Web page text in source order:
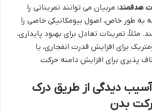
هدفمند: مربیان می توانند تمریناتی را
به طور خاص، اصول بیومکانیکی خاصی را
مثلاً، تمرینات تعادل برای بهبود پایداری،
برای افزایش قدرت انفجاری، یا
پذیری برای افزایش دامنه حرکت
دیدگی از طریق درک
بدن